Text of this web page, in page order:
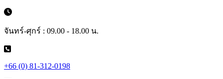
จันทร์-ศุกร์ : 09.00 - 18.00 น.
+66 (0) 81-312-0198